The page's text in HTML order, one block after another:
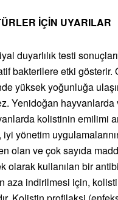
İÇİN UYARILAR
duyarlılık testi
bakterilere etki gösterir.
yüksek yoğunluğa
Yenidoğan
kolistinin emilimi
yönetim
olan ve çok sayıda
kullanılan bir
aza indirilmesi için,